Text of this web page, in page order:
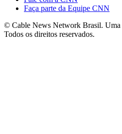
Faça parte da Equipe CNN
© Cable News Network Brasil.
Todos os direitos reservados.